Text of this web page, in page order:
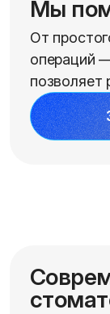
Мы
От
операций
позволяет